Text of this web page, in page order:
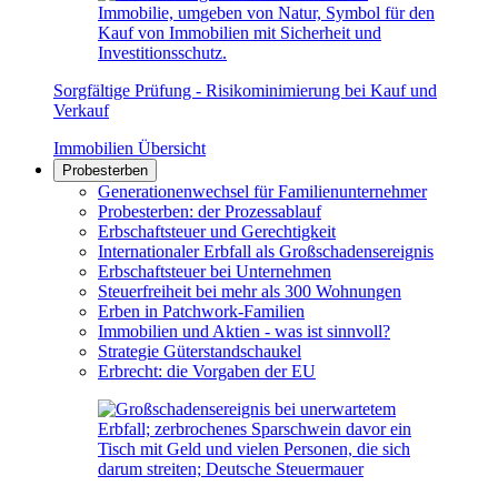
Sorgfältige Prüfung - Risikominimierung bei Kauf und
Verkauf
Immobilien Übersicht
Probesterben
Generationenwechsel für Familienunternehmer
Probesterben: der Prozessablauf
Erbschaftsteuer und Gerechtigkeit
Internationaler Erbfall als Großschadensereignis
Erbschaftsteuer bei Unternehmen
Steuerfreiheit bei mehr als 300 Wohnungen
Erben in Patchwork-Familien
Immobilien und Aktien - was ist sinnvoll?
Strategie Güterstandschaukel
Erbrecht: die Vorgaben der EU